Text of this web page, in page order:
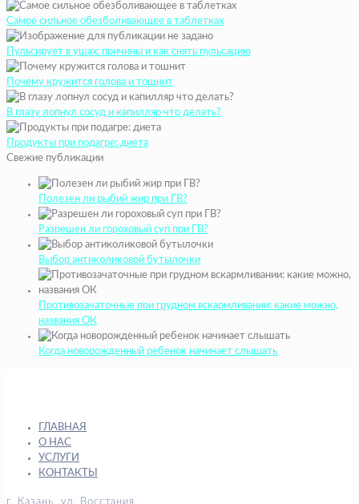
Самое сильное обезболивающее в таблетках
Пульсирует в ушах: причины и как снять пульсацию
Почему кружится голова и тошнит
В глазу лопнул сосуд и капилляр что делать?
Продукты при подагре: диета
Свежие публикации
Полезен ли рыбий жир при ГВ?
Разрешен ли гороховый суп при ГВ?
Выбор антиколиковой бутылочки
Противозачаточные при грудном вскармливании: какие можно,
названия ОК
Когда новорожденный ребенок начинает слышать
ГЛАВНАЯ
О НАС
УСЛУГИ
КОНТАКТЫ